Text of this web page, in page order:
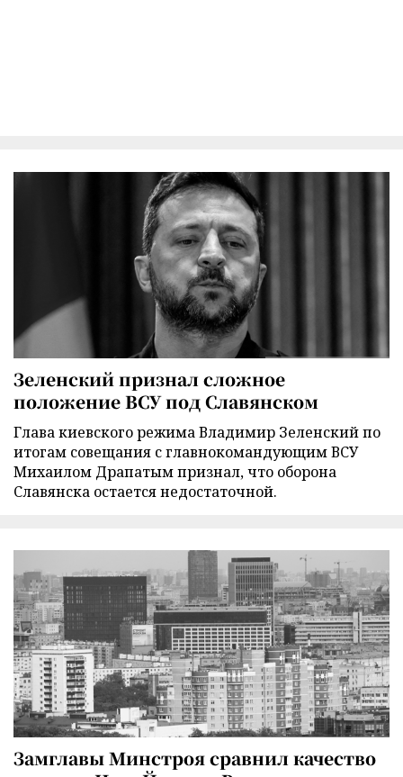
Зеленский признал сложное
положение ВСУ под Славянском
Глава киевского режима Владимир Зеленский по
итогам совещания с главнокомандующим ВСУ
Михаилом Драпатым признал, что оборона
Славянска остается недостаточной.
Замглавы Минстроя сравнил качество